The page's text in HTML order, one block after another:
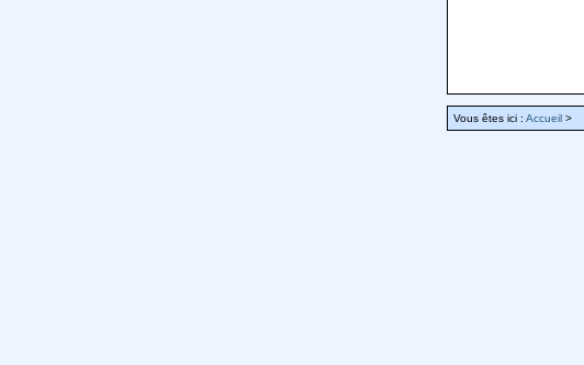
Vous êtes ici : Accueil >